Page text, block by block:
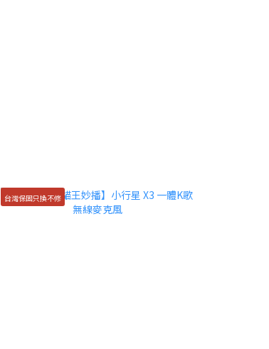
台灣保固只換不修